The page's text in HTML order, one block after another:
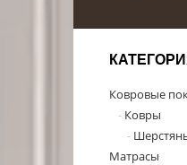
Ковровые
Ковры
Матрасы